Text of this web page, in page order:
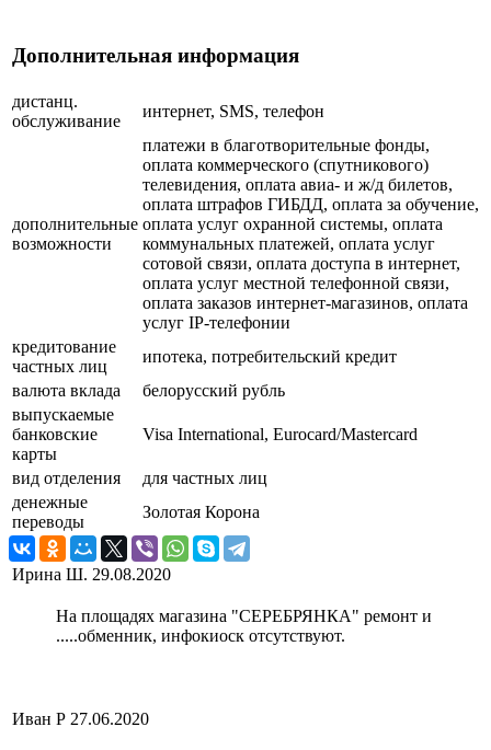
Дополнительная информация
дистанц.
обслуживание
интернет, SMS, телефон
дополнительные
возможности
платежи в благотворительные фонды,
оплата коммерческого (спутникового)
телевидения, оплата авиа- и ж/д билетов,
оплата штрафов ГИБДД, оплата за обучение,
оплата услуг охранной системы, оплата
коммунальных платежей, оплата услуг
сотовой связи, оплата доступа в интернет,
оплата услуг местной телефонной связи,
оплата заказов интернет-магазинов, оплата
услуг IP-телефонии
кредитование
частных лиц
ипотека, потребительский кредит
валюта вклада
белорусский рубль
выпускаемые
банковские
карты
Visa International, Eurocard/Mastercard
вид отделения
для частных лиц
денежные
переводы
Золотая Корона
Ирина Ш. 29.08.2020
На площадях магазина "СЕРЕБРЯНКА" ремонт и
.....обменник, инфокиоск отсутствуют.
Иван Р 27.06.2020